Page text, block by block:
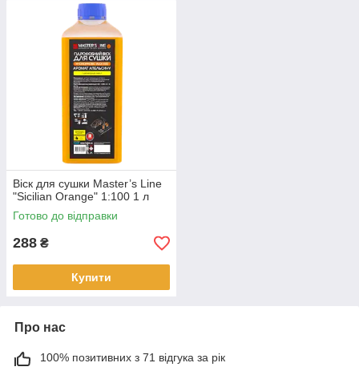
Віск для сушки Master’s Line
"Sicilian Orange" 1:100 1 л
Готово до відправки
288 ₴
Купити
Про нас
100% позитивних з 71 відгука за рік